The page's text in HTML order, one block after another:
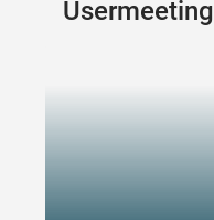
Usermeeting